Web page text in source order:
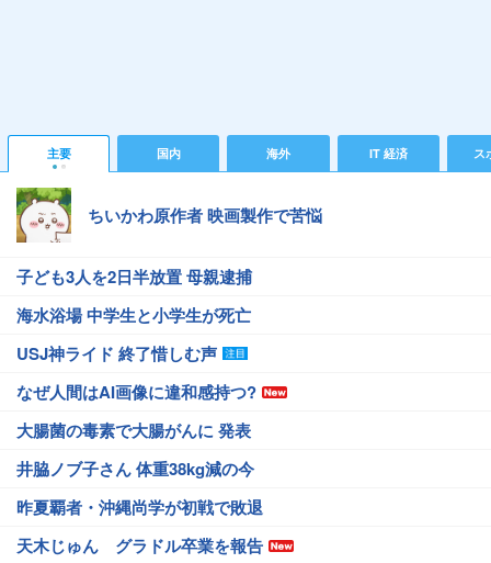
主要 国内 海外 IT 経済 ス
ちいかわ原作者 映画製作で苦悩
子ども3人を2日半放置 母親逮捕
海水浴場 中学生と小学生が死亡
USJ神ライド 終了惜しむ声
なぜ人間はAI画像に違和感持つ?
大腸菌の毒素で大腸がんに 発表
井脇ノブ子さん 体重38kg減の今
昨夏覇者・沖縄尚学が初戦で敗退
天木じゅん グラドル卒業を報告